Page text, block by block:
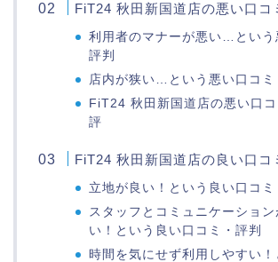
FiT24 秋田新国道店の悪い口コ
利用者のマナーが悪い…という
評判
店内が狭い…という悪い口コミ
FiT24 秋田新国道店の悪い口
評
FiT24 秋田新国道店の良い口コ
立地が良い！という良い口コミ
スタッフとコミュニケーション
い！という良い口コミ・評判
時間を気にせず利用しやすい！